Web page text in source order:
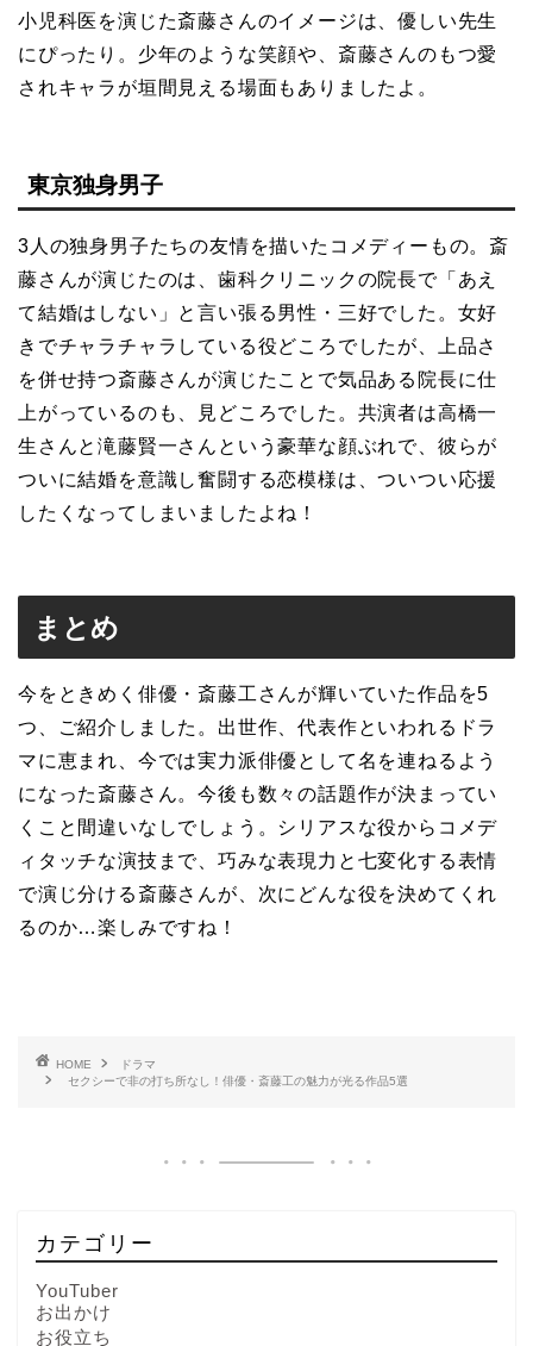
小児科医を演じた斎藤さんのイメージは、優しい先生
にぴったり。少年のような笑顔や、斎藤さんのもつ愛
されキャラが垣間見える場面もありましたよ。
東京独身男子
3人の独身男子たちの友情を描いたコメディーもの。斎
藤さんが演じたのは、歯科クリニックの院長で「あえ
て結婚はしない」と言い張る男性・三好でした。女好
きでチャラチャラしている役どころでしたが、上品さ
を併せ持つ斎藤さんが演じたことで気品ある院長に仕
上がっているのも、見どころでした。共演者は高橋一
生さんと滝藤賢一さんという豪華な顔ぶれで、彼らが
ついに結婚を意識し奮闘する恋模様は、ついつい応援
したくなってしまいましたよね！
まとめ
今をときめく俳優・斎藤工さんが輝いていた作品を5
つ、ご紹介しました。出世作、代表作といわれるドラ
マに恵まれ、今では実力派俳優として名を連ねるよう
になった斎藤さん。今後も数々の話題作が決まってい
くこと間違いなしでしょう。シリアスな役からコメデ
ィタッチな演技まで、巧みな表現力と七変化する表情
で演じ分ける斎藤さんが、次にどんな役を決めてくれ
るのか…楽しみですね！
HOME
ドラマ
セクシーで非の打ち所なし！俳優・斎藤工の魅力が光る作品5選
カテゴリー
YouTuber
お出かけ
お役立ち